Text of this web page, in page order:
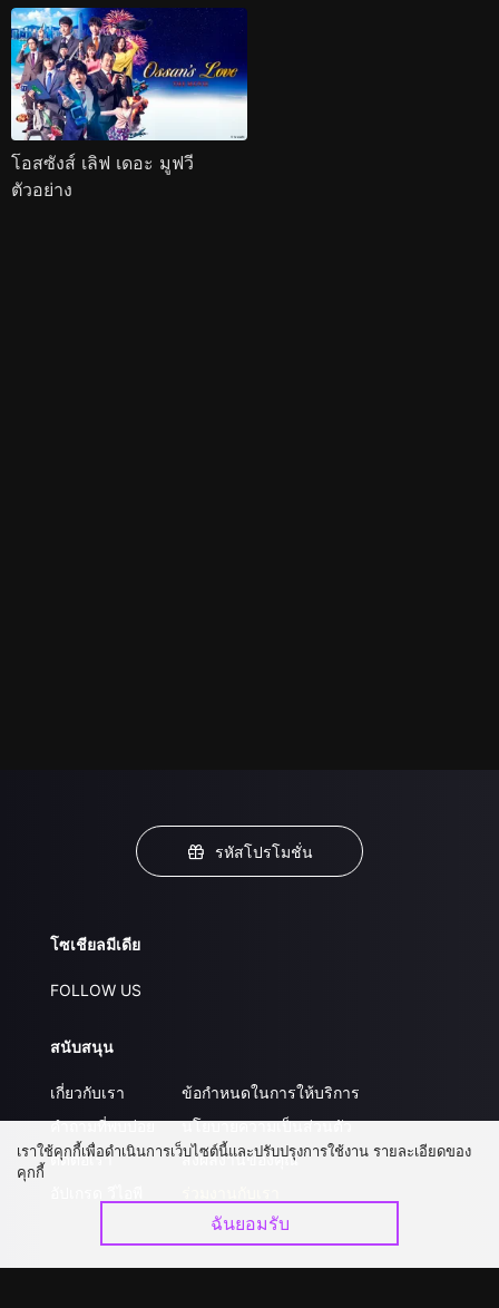
โอสซังส์ เลิฟ เดอะ มูฟวี
ตัวอย่าง
รหัสโปรโมชั่น
โซเชียลมีเดีย
FOLLOW US
สนับสนุน
เกี่ยวกับเรา
คำถามที่พบบ่อย
ติดต่อเรา
ข้อกำหนดในการให้บริการ
นโยบายความเป็นส่วนตัว
ส่งผลงานของคุณ
เราใช้คุกกี้เพื่อดำเนินการเว็บไซต์นี้และปรับปรุงการใช้งาน รายละเอียดของ
คุกกี้
ฉันยอมรับ